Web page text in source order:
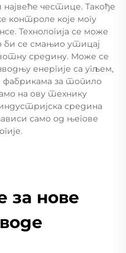
честице. Такође
контроле које могу
Технологија се може
се смањио утицај
средину. Може се
енергије са угљем,
за топило
на ову технику
средина
само од његове
за нове